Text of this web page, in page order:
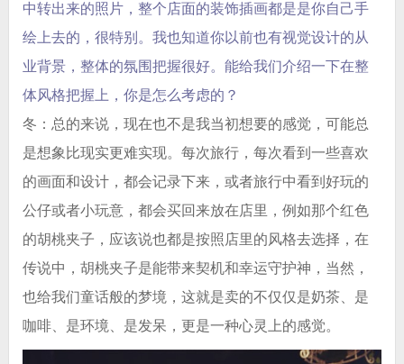
中转出来的照片，整个店面的装饰插画都是是你自己手
绘上去的，很特别。我也知道你以前也有视觉设计的从
业背景，整体的氛围把握很好。能给我们介绍一下在整
体风格把握上，你是怎么考虑的？
冬：总的来说，现在也不是我当初想要的感觉，可能总
是想象比现实更难实现。每次旅行，每次看到一些喜欢
的画面和设计，都会记录下来，或者旅行中看到好玩的
公仔或者小玩意，都会买回来放在店里，例如那个红色
的胡桃夹子，应该说也都是按照店里的风格去选择，在
传说中，胡桃夹子是能带来契机和幸运守护神，当然，
也给我们童话般的梦境，这就是卖的不仅仅是奶茶、是
咖啡、是环境、是发呆，更是一种心灵上的感觉。